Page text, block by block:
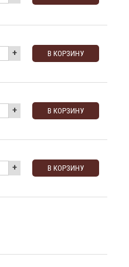
+ В КОРЗИНУ
+ В КОРЗИНУ
+ В КОРЗИНУ